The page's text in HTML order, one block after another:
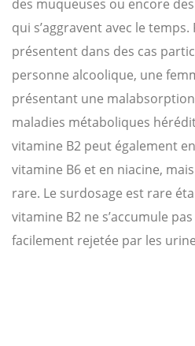
des muqueuses ou encore
qui s’aggravent avec le temps.
présentent dans des cas
personne alcoolique, une
présentant une
maladies métaboliques
vitamine B2 peut également
vitamine B6 et en niacine,
rare. Le surdosage est rare
vitamine B2 ne s’accumule
facilement rejetée par les